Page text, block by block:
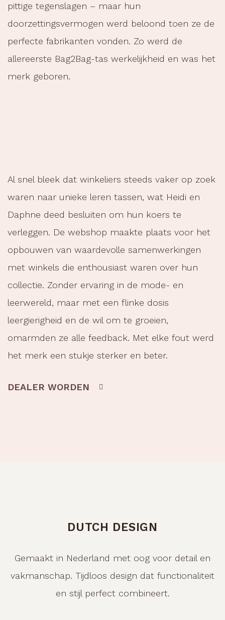
pittige tegenslagen – maar hun
doorzettingsvermogen werd beloond toen ze de
perfecte fabrikanten vonden. Zo werd de
allereerste Bag2Bag-tas werkelijkheid en was het
merk geboren.
Al snel bleek dat winkeliers steeds vaker op zoek
waren naar unieke leren tassen, wat Heidi en
Daphne deed besluiten om hun koers te
verleggen. De webshop maakte plaats voor het
opbouwen van waardevolle samenwerkingen
met winkels die enthousiast waren over hun
collectie. Zonder ervaring in de mode- en
leerwereld, maar met een flinke dosis
leergierigheid en de wil om te groeien,
omarmden ze alle feedback. Met elke fout werd
het merk een stukje sterker en beter.
DEALER WORDEN
DUTCH DESIGN
Gemaakt in Nederland met oog voor detail en
vakmanschap. Tijdloos design dat functionaliteit
en stijl perfect combineert.